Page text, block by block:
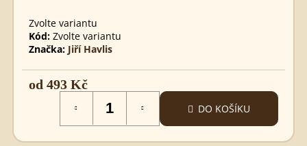
Zvolte variantu
Kód: Zvolte variantu
Značka: Jiří Havlis
od 493 Kč
DO KOŠÍKU